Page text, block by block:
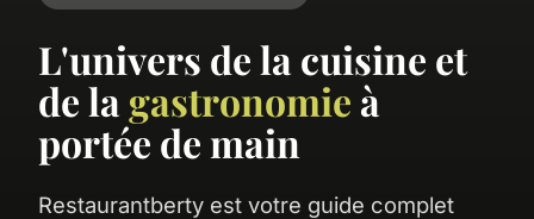
L'univers de la cuisine et
de la gastronomie à
portée de main
Restaurantberty est votre guide complet